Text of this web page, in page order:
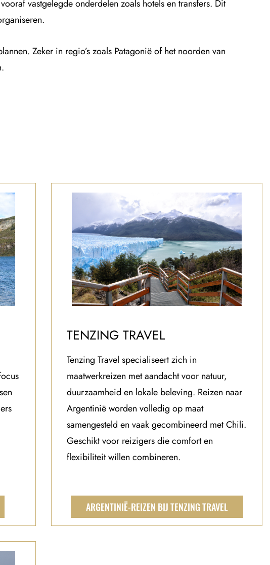
vastgelegde onderdelen zoals hotels en transfers. Dit
Zeker in regio’s zoals Patagonië of het noorden van
TENZING TRAVEL
Tenzing Travel specialiseert zich in
maatwerkreizen met aandacht voor natuur,
duurzaamheid en lokale beleving. Reizen naar
Argentinië worden volledig op maat
samengesteld en vaak gecombineerd met Chili.
Geschikt voor reizigers die comfort en
flexibiliteit willen combineren.
ARGENTINIË-REIZEN BIJ TENZING TRAVEL